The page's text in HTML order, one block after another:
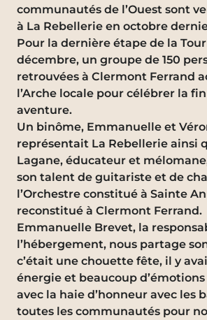
communautés de l’Ouest sont
à La Rebellerie en octobre
Pour la dernière étape de la
décembre, un groupe de 150
retrouvées à Clermont Ferrand
l’Arche locale pour célébrer la
aventure.
Un binôme, Emmanuelle et
représentait La Rebellerie ainsi
Lagane, éducateur et
son talent de guitariste et de
l’Orchestre constitué à Sainte
reconstitué à Clermont Ferrand.
Emmanuelle Brevet, la
l’hébergement, nous partage
c’était une chouette fête, il y
énergie et beaucoup
avec la haie d’honneur avec les
toutes les communautés pour